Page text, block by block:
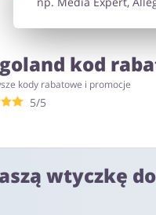
kod
kody rabatowe i promocje
5/5
wtyczkę